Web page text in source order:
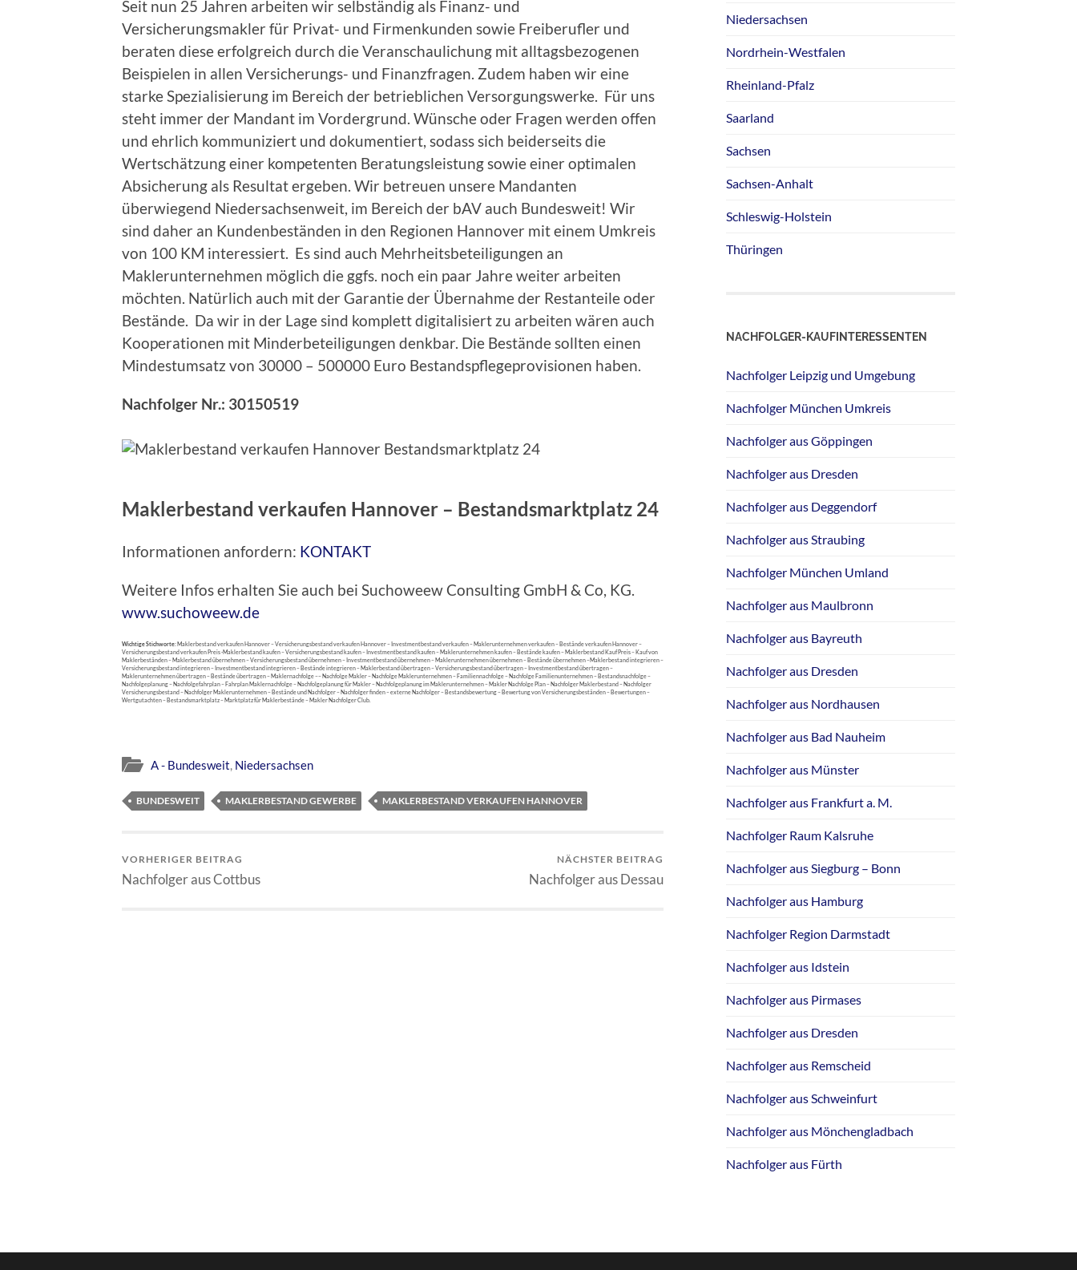
Seit nun 25 Jahren arbeiten wir selbständig als Finanz- und
Versicherungsmakler für Privat- und Firmenkunden sowie Freiberufler und
beraten diese erfolgreich durch die Veranschaulichung mit alltagsbezogenen
Beispielen in allen Versicherungs- und Finanzfragen. Zudem haben wir eine
starke Spezialisierung im Bereich der betrieblichen Versorgungswerke. Für uns
steht immer der Mandant im Vordergrund. Wünsche oder Fragen werden offen
und ehrlich kommuniziert und dokumentiert, sodass sich beiderseits die
Wertschätzung einer kompetenten Beratungsleistung sowie einer optimalen
Absicherung als Resultat ergeben. Wir betreuen unsere Mandanten
überwiegend Niedersachsenweit, im Bereich der bAV auch Bundesweit! Wir
sind daher an Kundenbeständen in den Regionen Hannover mit einem Umkreis
von 100 KM interessiert. Es sind auch Mehrheitsbeteiligungen an
Maklerunternehmen möglich die ggfs. noch ein paar Jahre weiter arbeiten
möchten. Natürlich auch mit der Garantie der Übernahme der Restanteile oder
Bestände. Da wir in der Lage sind komplett digitalisiert zu arbeiten wären auch
Kooperationen mit Minderbeteiligungen denkbar. Die Bestände sollten einen
Mindestumsatz von 30000 – 500000 Euro Bestandspflegeprovisionen haben.
Nachfolger Nr.: 30150519
Maklerbestand verkaufen Hannover – Bestandsmarktplatz 24
Informationen anfordern: KONTAKT
Weitere Infos erhalten Sie auch bei Suchoweew Consulting GmbH & Co, KG.
www.suchoweew.de
Wichtige Stichworte:Maklerbestand verkaufen Hannover – Versicherungsbestand verkaufen Hannover – Investmentbestand verkaufen – Maklerunternehmen verkaufen – Bestände verkaufen Hannover –
Versicherungsbestand verkaufen Preis -Maklerbestand kaufen – Versicherungsbestand kaufen – Investmentbestand kaufen – Maklerunternehmen kaufen – Bestände kaufen – Maklerbestand Kauf Preis – Kauf von
Maklerbeständen – Maklerbestand übernehmen – Versicherungsbestand übernehmen – Investmentbestand übernehmen – Maklerunternehmen übernehmen – Bestände übernehmen –Maklerbestand integrieren –
Versicherungsbestand integrieren – Investmentbestand integrieren – Bestände integrieren – Maklerbestand übertragen – Versicherungsbestand übertragen – Investmentbestand übertragen –
Maklerunternehmen übertragen – Bestände übertragen – Maklernachfolge –– Nachfolge Makler – Nachfolge Maklerunternehmen – Familiennachfolge – Nachfolge Familienunternehmen – Bestandsnachfolge –
Nachfolgeplanung – Nachfolgefahrplan – Fahrplan Maklernachfolge – Nachfolgeplanung für Makler – Nachfolgeplanung im Maklerunternehmen – Makler Nachfolge Plan – Nachfolger Maklerbestand – Nachfolger
Versicherungsbestand – Nachfolger Maklerunternehmen – Bestände und Nachfolger – Nachfolger finden – externe Nachfolger – Bestandsbewertung – Bewertung von Versicherungsbeständen – Bewertungen –
Wertgutachten – Bestandsmarktplatz – Marktplatz für Maklerbestände – Makler Nachfolger Club.
A - Bundesweit, Niedersachsen
BUNDESWEIT MAKLERBESTAND GEWERBE MAKLERBESTAND VERKAUFEN HANNOVER
VORHERIGER BEITRAG
Nachfolger aus Cottbus
NÄCHSTER BEITRAG
Nachfolger aus Dessau
Niedersachsen
Nordrhein-Westfalen
Rheinland-Pfalz
Saarland
Sachsen
Sachsen-Anhalt
Schleswig-Holstein
Thüringen
NACHFOLGER-KAUFINTERESSENTEN
Nachfolger Leipzig und Umgebung
Nachfolger München Umkreis
Nachfolger aus Göppingen
Nachfolger aus Dresden
Nachfolger aus Deggendorf
Nachfolger aus Straubing
Nachfolger München Umland
Nachfolger aus Maulbronn
Nachfolger aus Bayreuth
Nachfolger aus Dresden
Nachfolger aus Nordhausen
Nachfolger aus Bad Nauheim
Nachfolger aus Münster
Nachfolger aus Frankfurt a. M.
Nachfolger Raum Kalsruhe
Nachfolger aus Siegburg – Bonn
Nachfolger aus Hamburg
Nachfolger Region Darmstadt
Nachfolger aus Idstein
Nachfolger aus Pirmases
Nachfolger aus Dresden
Nachfolger aus Remscheid
Nachfolger aus Schweinfurt
Nachfolger aus Mönchengladbach
Nachfolger aus Fürth